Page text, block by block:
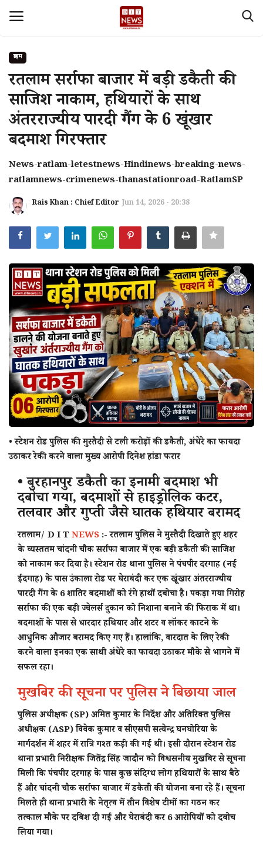
Register
Home
देश
Contact
About Us
मध्य प्रदेश
राज्य
राजनीती
शहर
दुनिया
क्राइम
मनोरंजन
टेक्नोलॉजी
अन्य
क्राइम
रतलाम सर्राफा बाजार में बड़ी डकैती की
साजिश नाकाम, हथियारों के साथ
अंतरराज्यीय पारदी गैंग के 6 खूंखार
बदमाश गिरफ्तार
News-ratlam-letestnews-Hindinews-breaking-news-
ratlamnews-crimenews-thanastationroad-RatlamSP
Rais Khan : Chief Editor Jun 14, 2026 - 20:38
• स्टेशन रोड पुलिस की मुस्तैदी से टली करोड़ों की डकैती, अंधेरे का फायदा
उठाकर रेकी करने वाला मुख्य आरोपी दिनेश हांडा फरार
• बुरहानपुर डकैती का इनामी बदमाश भी
दबोचा गया, बदमाशों से हाइड्रोलिक कटर,
तलवार और गुप्ती जैसे घातक हथियार बरामद
रतलाम/ D I T NEWS :-रतलाम पुलिस ने मुस्तैदी दिखाते हुए शहर
के व्यस्ततम चांदनी चौक सर्राफा बाजार में एक बड़ी डकैती की साजिश
को नाकाम कर दिया है। स्टेशन रोड थाना पुलिस ने पंचपीर दरगाह (नई
ईदगाह) के पास उंकाला रोड पर घेराबंदी कर एक खूंखार अंतरराज्यीय
पारदी गैंग के 6 शातिर बदमाशों को रंगे हाथों दबोचा है। पकड़ा गया गिरोह
सर्राफा की एक बड़ी ज्वेलर्स दुकान को निशाना बनाने की फिराक में था।
बदमाशों के पास से धारदार हथियार और शटर व लॉकर काटने के
आधुनिक औजार बरामद किए गए हैं। हालांकि, वारदात के लिए रेकी
करने वाला इनका एक साथी अंधेरे का फायदा उठाकर मौके से भागने में
सफल रहा।
मुखबिर की सूचना पर पुलिस ने बिछाया जाल
पुलिस अधीक्षक (SP) अमित कुमार के निर्देश और अतिरिक्त पुलिस
अधीक्षक (ASP) विवेक कुमार व सीएसपी सत्येन्द्र घनघोरिया के
मार्गदर्शन में शहर में रात्रि गश्त कड़ी की गई थी। इसी दौरान स्टेशन रोड
थाना प्रभारी निरीक्षक जितेंद्र सिंह जादौन को विश्वसनीय मुखबिर से सूचना
मिली कि पंचपीर दरगाह के पास कुछ संदिग्ध लोग हथियारों के साथ बैठे
हैं और चांदनी चौक सर्राफा बाजार में डकैती की योजना बना रहे हैं। सूचना
मिलते ही थाना प्रभारी के नेतृत्व में तीन विशेष टीमों का गठन कर
तत्काल मौके पर दबिश दी गई और घेराबंदी कर 6 आरोपियों को दबोच
लिया गया।